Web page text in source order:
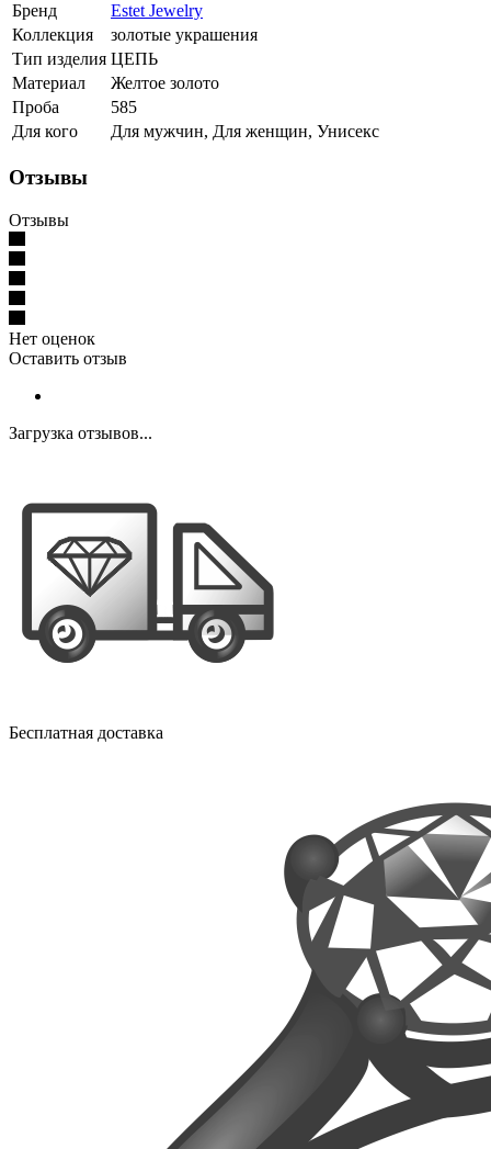
Бренд
Estet Jewelry
Коллекция
золотые украшения
Тип изделия ЦЕПЬ
Материал
Желтое золото
Проба
585
Для кого
Для мужчин, Для женщин, Унисекс
Отзывы
Отзывы
Нет оценок
Оставить отзыв
Загрузка отзывов...
Бесплатная доставка